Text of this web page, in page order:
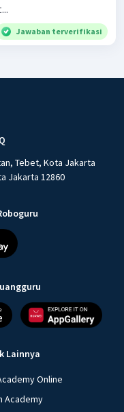
Jawaban terverifikasi
Tebet, Kota Jakarta
Jakarta 12860
Lainnya
Online
Academy